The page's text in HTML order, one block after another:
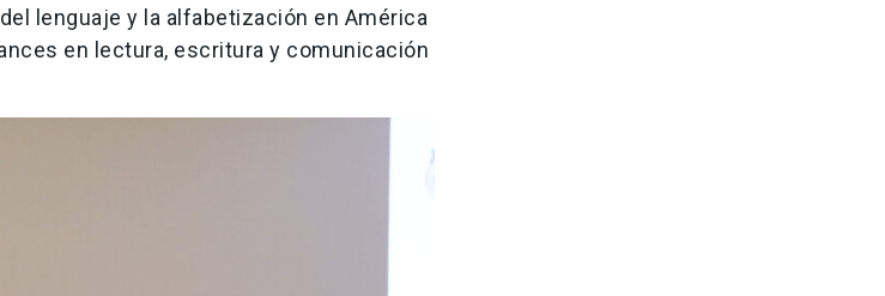
lenguaje y la alfabetización en América
en lectura, escritura y comunicación